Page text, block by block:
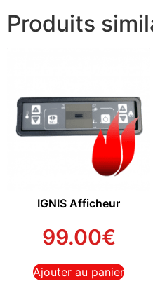
Produits
IGNIS Afficheur
99.00€
Ajouter au panier